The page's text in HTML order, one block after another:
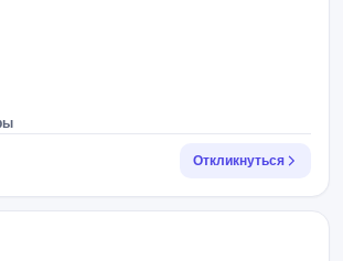
Откликнуться